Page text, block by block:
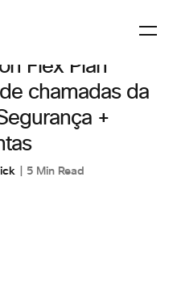
Flex Plan
chamadas da
+
5 Min Read